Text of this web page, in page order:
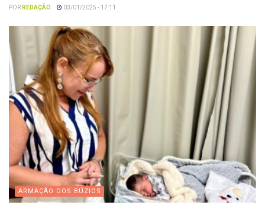
POR REDAÇÃO 03/01/2025 - 17:11
ARMAÇÃO DOS BÚZIOS